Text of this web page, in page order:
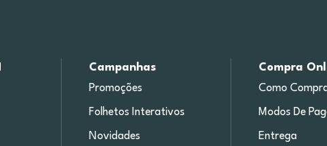
Campanhas
Promoções
Folhetos Interativos
Novidades
Compra
Como
Modos De
Entrega